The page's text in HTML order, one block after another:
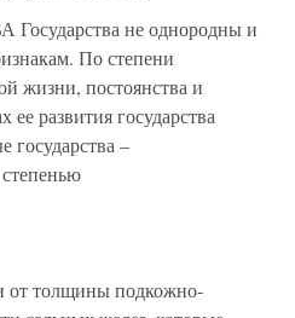
не однородны и
По степени
жизни, постоянства и
ее развития государства
государства –
от толщины подкожно-